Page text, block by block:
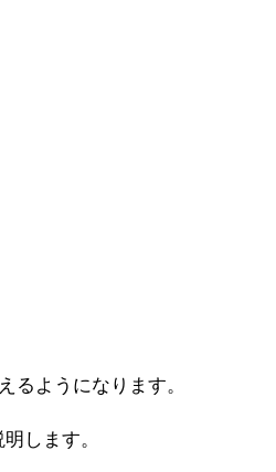
るようになります。
します。